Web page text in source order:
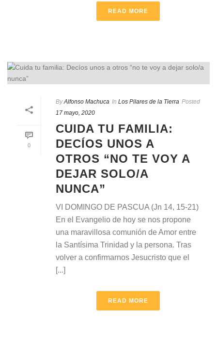
READ MORE
0
By Alfonso Machuca In Los Pilares de la Tierra Posted
17 mayo, 2020
CUIDA TU FAMILIA:
DECÍOS UNOS A
OTROS “NO TE VOY A
DEJAR SOLO/A
NUNCA”
VI DOMINGO DE PASCUA (Jn 14, 15-21)
En el Evangelio de hoy se nos propone
una maravillosa comunión de Amor entre
la Santísima Trinidad y la persona. Tras
volver a confirmarnos Jesucristo que el
[...]
READ MORE